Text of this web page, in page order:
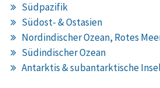
Südpazifik
Südost- & Ostasien
Nordindischer Ozean, Rotes
Südindischer Ozean
Antarktis & subantarktische